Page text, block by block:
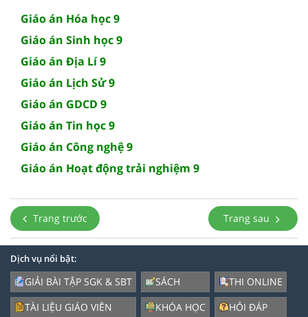
Giáo án Hóa học 9
Giáo án Sinh học 9
Giáo án Địa Lí 9
Giáo án Lịch Sử 9
Giáo án GDCD 9
Giáo án Tin học 9
Giáo án Công nghệ 9
Giáo án Hoạt động trải nghiệm 9
Trang trước Trang sau
Dịch vụ nổi bật:
GIẢI BÀI TẬP SGK & SBT
TÀI LIỆU GIÁO VIÊN
SÁCH
KHÓA HỌC
THI ONLINE
HỎI ĐÁP